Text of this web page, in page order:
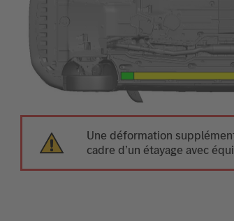
Une déformation
cadre d’un étayage avec